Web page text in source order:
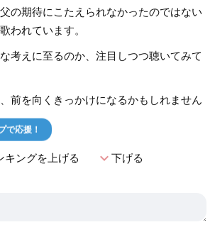
の期待にこたえられなかったのではない
われています。
考えに至るのか、注目しつつ聴いてみて
前を向くきっかけになるかもしれません
キングを上げる
で応援！
expand_more下げる